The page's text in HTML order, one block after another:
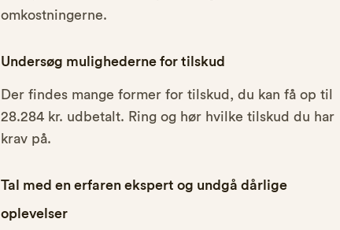
omkostningerne.
Undersøg mulighederne for tilskud
Der findes mange former for tilskud, du kan få op til
28.284 kr. udbetalt. Ring og hør hvilke tilskud du har
krav på.
Tal med en erfaren ekspert og undgå dårlige
oplevelser